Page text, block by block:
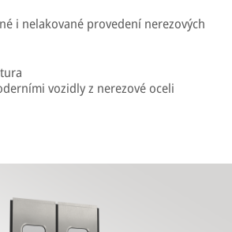
i nelakované provedení nerezových
vozidly z nerezové oceli